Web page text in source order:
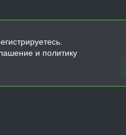
и политику